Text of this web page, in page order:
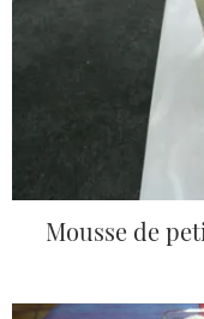
Mousse de